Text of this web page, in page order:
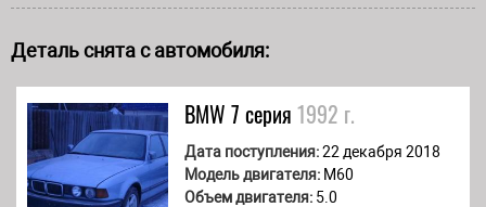
Деталь снята с автомобиля:
BMW 7 серия 1992 г.
Дата поступления:22 декабря 2018
Модель двигателя: M60
Объем двигателя: 5.0